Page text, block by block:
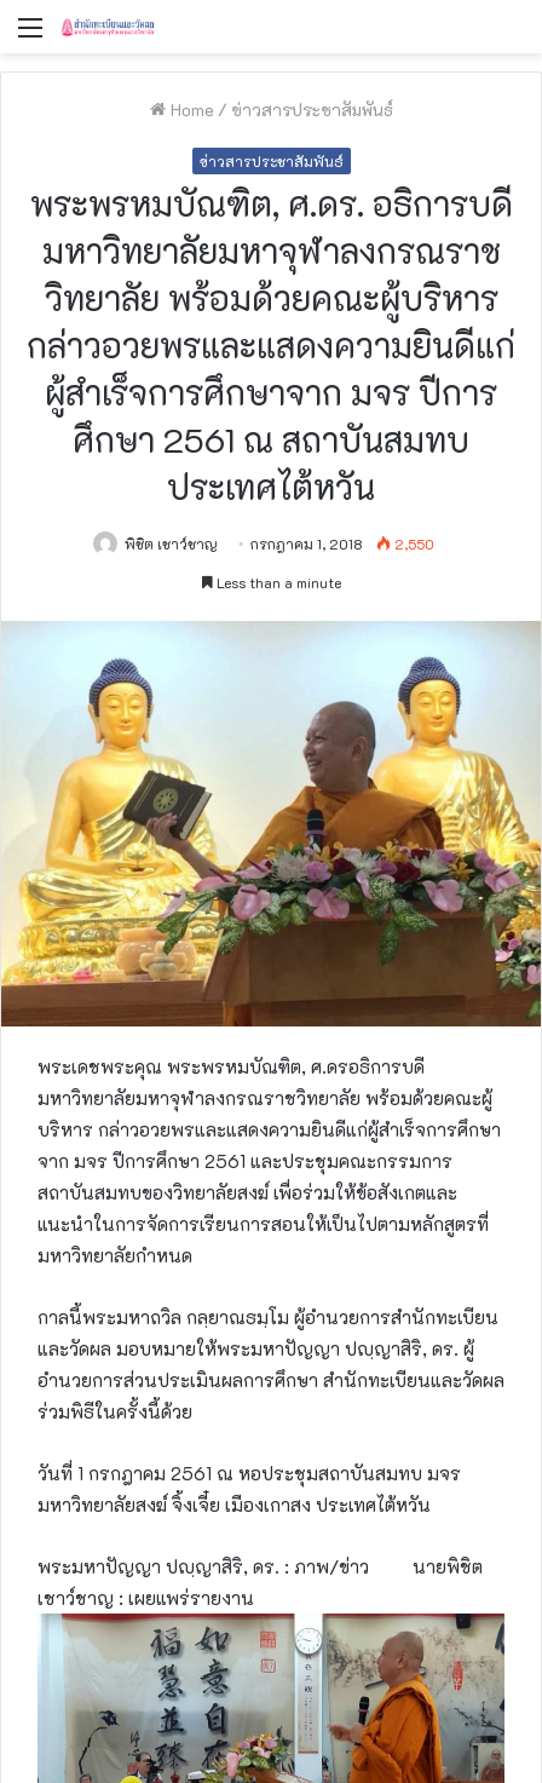
Menu
Home / ข่าวสารประชาสัมพันธ์
ข่าวสารประชาสัมพันธ์
พระพรหมบัณฑิต, ศ.ดร. อธิการบดี
มหาวิทยาลัยมหาจุฬาลงกรณราช
วิทยาลัย พร้อมด้วยคณะผู้บริหาร
กล่าวอวยพรและแสดงความยินดีแก่
ผู้สำเร็จการศึกษาจาก มจร ปีการ
ศึกษา 2561 ณ สถาบันสมทบ
ประเทศไต้หวัน
พิชิต เชาว์ชาญ กรกฎาคม 1, 2018
2,550
Less than a minute
พระเดชพระคุณ พระพรหมบัณฑิต, ศ.ดรอธิการบดี
มหาวิทยาลัยมหาจุฬาลงกรณราชวิทยาลัย พร้อมด้วยคณะผู้
บริหาร กล่าวอวยพรและแสดงความยินดีแก่ผู้สำเร็จการศึกษา
จาก มจร ปีการศึกษา 2561 และประชุมคณะกรรมการ
สถาบันสมทบของวิทยาลัยสงฆ์ เพื่อร่วมให้ข้อสังเกตและ
แนะนำในการจัดการเรียนการสอนให้เป็นไปตามหลักสูตรที่
มหาวิทยาลัยกำหนด
กาลนี้พระมหาถวิล กลฺยาณธมฺโม ผู้อำนวยการสำนักทะเบียน
และวัดผล มอบหมายให้พระมหาปัญญา ปญฺญาสิริ, ดร. ผู้
อำนวยการส่วนประเมินผลการศึกษา สำนักทะเบียนและวัดผล
ร่วมพิธีในครั้งนี้ด้วย
วันที่ 1 กรกฎาคม 2561 ณ หอประชุมสถาบันสมทบ มจร
มหาวิทยาลัยสงฆ์ จิ้งเจี๋ย เมืองเกาสง ประเทศไต้หวัน
พระมหาปัญญา ปญฺญาสิริ, ดร. : ภาพ/ข่าว นายพิชิต
เชาว์ชาญ : เผยแพร่รายงาน